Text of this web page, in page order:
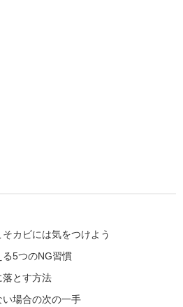
カビには気をつけよう
る5つのNG習慣
落とす方法
場合の次の一手